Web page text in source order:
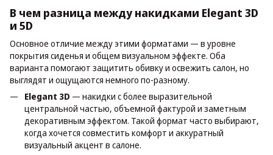
В чем разница между накидками Elegant 3D
и 5D
Основное отличие между этими форматами — в уровне
покрытия сиденья и общем визуальном эффекте. Оба
варианта помогают защитить обивку и освежить салон, но
выглядят и ощущаются немного по-разному.
Elegant 3D — накидки с более выразительной
центральной частью, объемной фактурой и заметным
декоративным эффектом. Такой формат часто выбирают,
когда хочется совместить комфорт и аккуратный
визуальный акцент в салоне.